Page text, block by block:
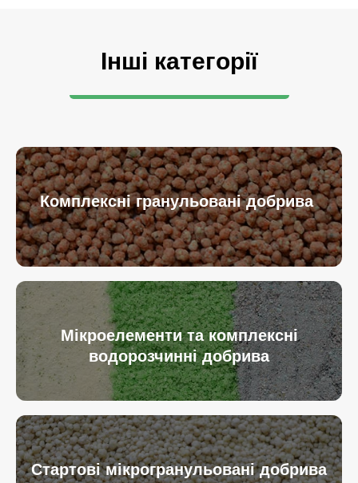
Інші категорії
Комплексні гранульовані добрива
Мікроелементи та комплексні
водорозчинні добрива
Стартові мікрогранульовані добрива